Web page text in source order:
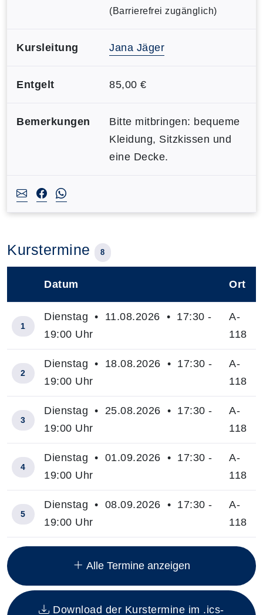
(Barrierefrei zugänglich)
Kursleitung Jana Jäger
Entgelt 85,00 €
Bemerkungen
Bitte mitbringen: bequeme
Kleidung, Sitzkissen und
eine Decke.
Kurstermine 8
Insgesamt gibt es 8 Termine zum diesen Kurs
Datum Ort
1
Dienstag • 11.08.2026 • 17:30 -
19:00 Uhr
A-
118
2
Dienstag • 18.08.2026 • 17:30 -
19:00 Uhr
A-
118
3
Dienstag • 25.08.2026 • 17:30 -
19:00 Uhr
A-
118
4
Dienstag • 01.09.2026 • 17:30 -
19:00 Uhr
A-
118
5
Dienstag • 08.09.2026 • 17:30 -
19:00 Uhr
A-
118
Alle Termine anzeigen
Download der Kurstermine im .ics-